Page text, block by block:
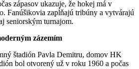
zápasov ukazuje, že hokej má v
Fanúšikovia zapĺňajú tribúny a vytvárajú
seniorským turnajom.
zázemím
štadión Pavla Demitru, domov HK
bol otvorený už v roku 1960 a počas